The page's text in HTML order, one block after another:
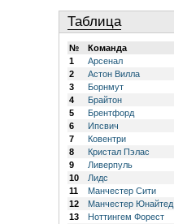
Таблица
№ Команда
1
Арсенал
2
Астон Вилла
3
Борнмут
4
Брайтон
5
Брентфорд
6
Ипсвич
7
Ковентри
8
Кристал Пэлас
9
Ливерпуль
10
Лидс
11
Манчестер Сити
12
Манчестер Юнайтед
13
Ноттингем Форест